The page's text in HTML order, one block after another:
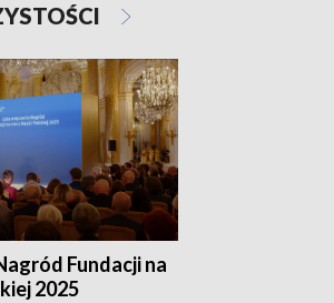
Fundacji na
2025